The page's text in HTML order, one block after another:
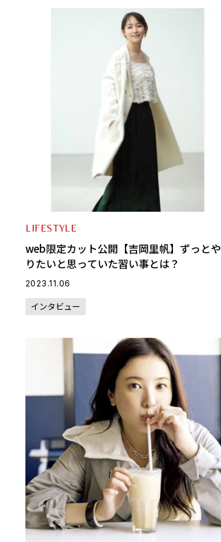
LIFESTYLE
web限定カット公開【吉岡里帆】ずっとや
りたいと思っていた習い事とは？
2023.11.06
インタビュー